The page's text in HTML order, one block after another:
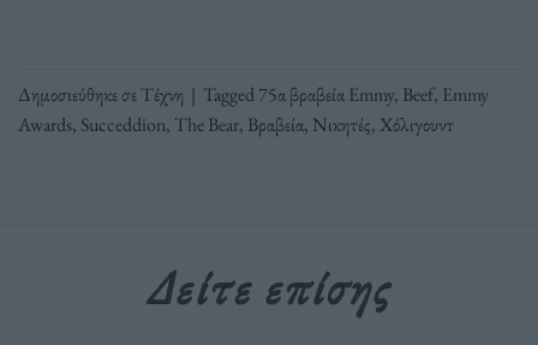
Δημοσιεύθηκε σεΤέχνη | Tagged75α βραβεία Emmy, Beef, Emmy
Awards, Succeddion, The Bear, Βραβεία, Νικητές,Χόλιγουντ
Δείτε επίσης